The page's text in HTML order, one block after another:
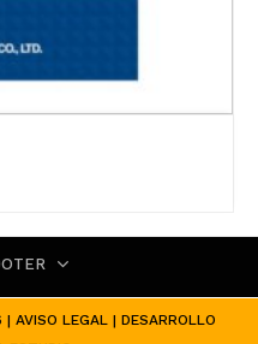
| AVISO LEGAL | DESARROLLO